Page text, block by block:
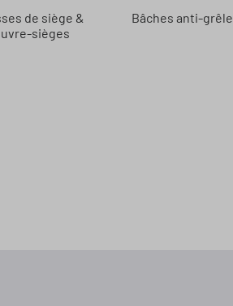
de siège &
sièges
Bâches anti-grêle